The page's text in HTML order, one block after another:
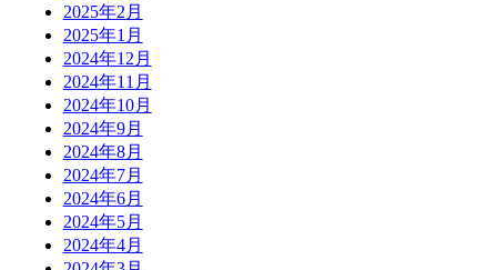
2025年2月
2025年1月
2024年12月
2024年11月
2024年10月
2024年9月
2024年8月
2024年7月
2024年6月
2024年5月
2024年4月